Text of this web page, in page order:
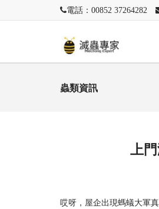
電話：00852 37264282
蟲類資訊
上
哎呀，屋企出現螞蟻大軍